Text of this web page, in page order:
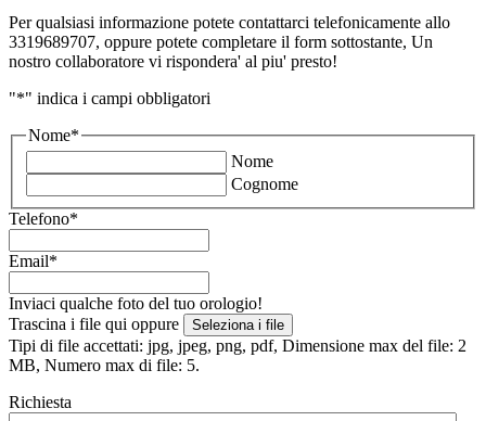
Per qualsiasi informazione potete contattarci telefonicamente allo
3319689707, oppure potete completare il form sottostante, Un
nostro collaboratore vi rispondera' al piu' presto!
"*" indica i campi obbligatori
Nome*
Nome
Cognome
Telefono*
Email*
Inviaci qualche foto del tuo orologio!
Trascina i file qui oppure
Seleziona i file
Tipi di file accettati: jpg, jpeg, png, pdf, Dimensione max del file: 2
MB, Numero max di file: 5.
Richiesta